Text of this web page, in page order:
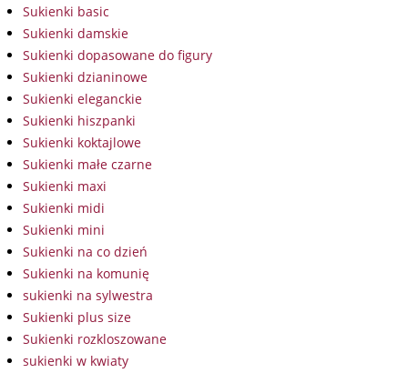
Sukienki basic
Sukienki damskie
Sukienki dopasowane do figury
Sukienki dzianinowe
Sukienki eleganckie
Sukienki hiszpanki
Sukienki koktajlowe
Sukienki małe czarne
Sukienki maxi
Sukienki midi
Sukienki mini
Sukienki na co dzień
Sukienki na komunię
sukienki na sylwestra
Sukienki plus size
Sukienki rozkloszowane
sukienki w kwiaty